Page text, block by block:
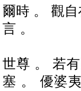
爾時 。 觀
言 。
世尊 。 若
塞 。 優婆